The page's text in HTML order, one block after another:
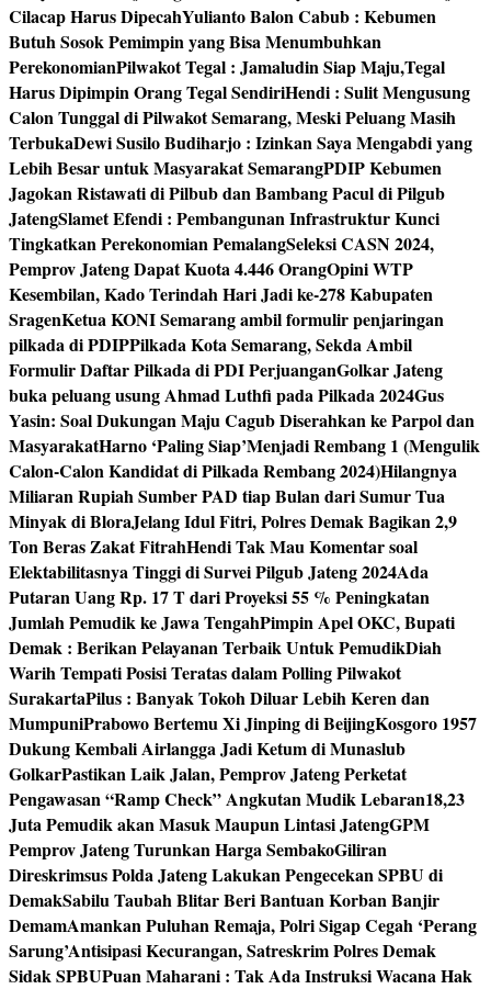
Cilacap Harus DipecahYulianto Balon Cabub : Kebumen
Butuh Sosok Pemimpin yang Bisa Menumbuhkan
PerekonomianPilwakot Tegal : Jamaludin Siap Maju,Tegal
Harus Dipimpin Orang Tegal SendiriHendi : Sulit Mengusung
Calon Tunggal di Pilwakot Semarang, Meski Peluang Masih
TerbukaDewi Susilo Budiharjo : Izinkan Saya Mengabdi yang
Lebih Besar untuk Masyarakat SemarangPDIP Kebumen
Jagokan Ristawati di Pilbub dan Bambang Pacul di Pilgub
JatengSlamet Efendi : Pembangunan Infrastruktur Kunci
Tingkatkan Perekonomian PemalangSeleksi CASN 2024,
Pemprov Jateng Dapat Kuota 4.446 OrangOpini WTP
Kesembilan, Kado Terindah Hari Jadi ke-278 Kabupaten
SragenKetua KONI Semarang ambil formulir penjaringan
pilkada di PDIPPilkada Kota Semarang, Sekda Ambil
Formulir Daftar Pilkada di PDI PerjuanganGolkar Jateng
buka peluang usung Ahmad Luthfi pada Pilkada 2024Gus
Yasin: Soal Dukungan Maju Cagub Diserahkan ke Parpol dan
MasyarakatHarno ‘Paling Siap’Menjadi Rembang 1 (Mengulik
Calon-Calon Kandidat di Pilkada Rembang 2024)Hilangnya
Miliaran Rupiah Sumber PAD tiap Bulan dari Sumur Tua
Minyak di BloraJelang Idul Fitri, Polres Demak Bagikan 2,9
Ton Beras Zakat FitrahHendi Tak Mau Komentar soal
Elektabilitasnya Tinggi di Survei Pilgub Jateng 2024Ada
Putaran Uang Rp. 17 T dari Proyeksi 55 % Peningkatan
Jumlah Pemudik ke Jawa TengahPimpin Apel OKC, Bupati
Demak : Berikan Pelayanan Terbaik Untuk PemudikDiah
Warih Tempati Posisi Teratas dalam Polling Pilwakot
SurakartaPilus : Banyak Tokoh Diluar Lebih Keren dan
MumpuniPrabowo Bertemu Xi Jinping di BeijingKosgoro 1957
Dukung Kembali Airlangga Jadi Ketum di Munaslub
GolkarPastikan Laik Jalan, Pemprov Jateng Perketat
Pengawasan “Ramp Check” Angkutan Mudik Lebaran18,23
Juta Pemudik akan Masuk Maupun Lintasi JatengGPM
Pemprov Jateng Turunkan Harga SembakoGiliran
Direskrimsus Polda Jateng Lakukan Pengecekan SPBU di
DemakSabilu Taubah Blitar Beri Bantuan Korban Banjir
DemamAmankan Puluhan Remaja, Polri Sigap Cegah ‘Perang
Sarung’Antisipasi Kecurangan, Satreskrim Polres Demak
Sidak SPBUPuan Maharani : Tak Ada Instruksi Wacana Hak